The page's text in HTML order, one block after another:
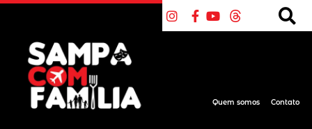
Quem somos Contato